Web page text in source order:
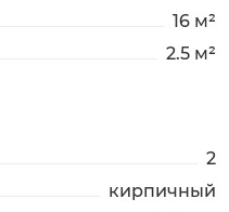
16 м²
2.5 м²
2
кирпичный